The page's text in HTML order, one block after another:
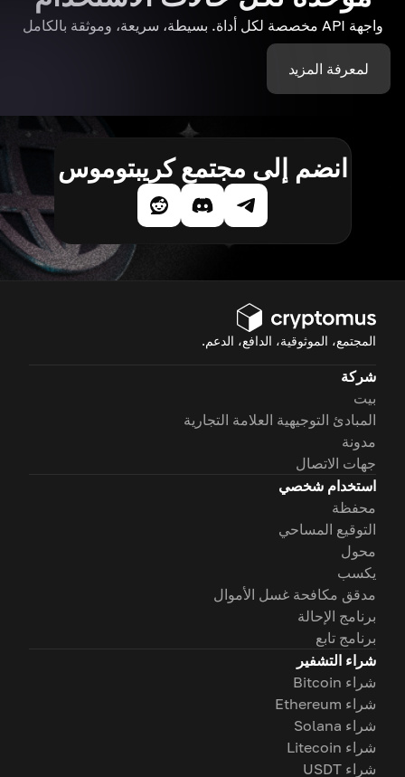
واجهة API مخصصة لكل أداة. بسيطة، سريعة، وموثقة بالكامل
لمعرفة المزيد
انضم إلى مجتمع كريبتوموس
المجتمع، الموثوقية، الدافع، الدعم.
شركة
بيت
المبادئ التوجيهية العلامة التجارية
مدونة
جهات الاتصال
استخدام شخصي
محفظة
التوقيع المساحي
محول
يكسب
مدقق مكافحة غسل الأموال
برنامج الإحالة
برنامج تابع
شراء التشفير
شراء Bitcoin
شراء Ethereum
شراء Solana
شراء Litecoin
شراء USDT